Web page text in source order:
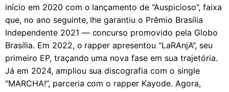
início em 2020 com o lançamento de “Auspicioso”, faixa
que, no ano seguinte, lhe garantiu o Prêmio Brasília
Independente 2021 — concurso promovido pela Globo
Brasília. Em 2022, o rapper apresentou “LaRAnjA”, seu
primeiro EP, traçando uma nova fase em sua trajetória.
Já em 2024, ampliou sua discografia com o single
“MARCHA!”, parceria com o rapper Kayode. Agora,